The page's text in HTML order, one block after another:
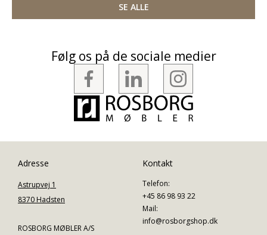
SE ALLE
Følg os på de sociale medier
Adresse
Astrupvej 1
8370 Hadsten
ROSBORG MØBLER A/S
Kontakt
Telefon:
+45 86 98 93 22
Mail:
info@rosborgshop.dk